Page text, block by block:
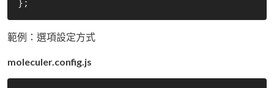
範例：選項設定方式
moleculer.config.js